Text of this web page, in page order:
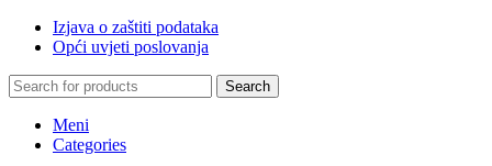
Izjava o zaštiti podataka
Opći uvjeti poslovanja
Search
Meni
Categories